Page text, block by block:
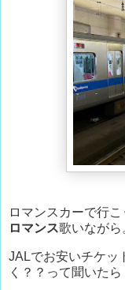
ロマンスカーで行
ロマンス歌いながら
JALでお安いチケ
く？？って聞いたら